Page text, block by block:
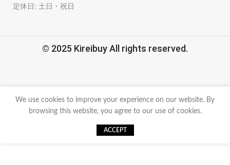
定休日: 土日・祝日
© 2025 Kireibuy All rights reserved.
We use cookies to improve your experience on our website. By
browsing this website, you agree to our use of cookies.
ACCEPT